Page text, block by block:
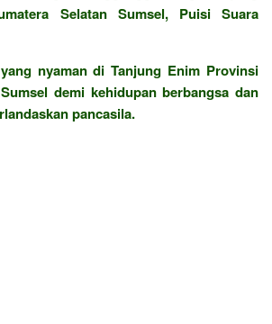
Selatan Sumsel, Puisi Suara
nyaman di Tanjung Enim Provinsi
demi kehidupan berbangsa dan
pancasila.